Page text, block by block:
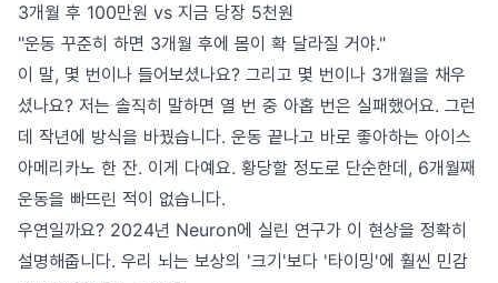
3개월 후 100만원 vs 지금 당장 5천원
"운동 꾸준히 하면 3개월 후에 몸이 확 달라질 거야."
이 말, 몇 번이나 들어보셨나요? 그리고 몇 번이나 3개월을 채우
셨나요? 저는 솔직히 말하면 열 번 중 아홉 번은 실패했어요. 그런
데 작년에 방식을 바꿨습니다. 운동 끝나고 바로 좋아하는 아이스
아메리카노 한 잔. 이게 다예요. 황당할 정도로 단순한데, 6개월째
운동을 빠뜨린 적이 없습니다.
우연일까요? 2024년 Neuron에 실린 연구가 이 현상을 정확히
설명해줍니다. 우리 뇌는 보상의 '크기'보다 '타이밍'에 훨씬 민감